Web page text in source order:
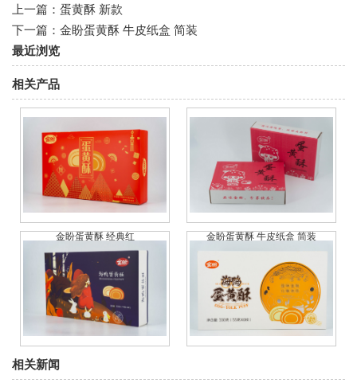
上一篇： 蛋黄酥 新款
下一篇： 金盼蛋黄酥 牛皮纸盒 简装
最近浏览
相关产品
金盼蛋黄酥 经典红 金盼蛋黄酥 牛皮纸盒 简装
金盼蛋黄酥 宝蓝色
相关新闻